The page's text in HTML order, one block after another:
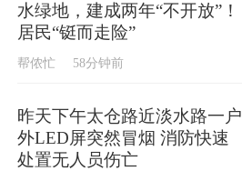
水绿地，建成两年“不开放”！
居民“铤而走险”
帮侬忙 58分钟前
昨天下午太仓路近淡水路一户
外LED屏突然冒烟 消防快速
处置无人员伤亡